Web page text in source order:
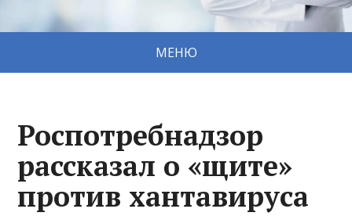
МЕНЮ
Роспотребнадзор
рассказал о «щите»
против хантавируса